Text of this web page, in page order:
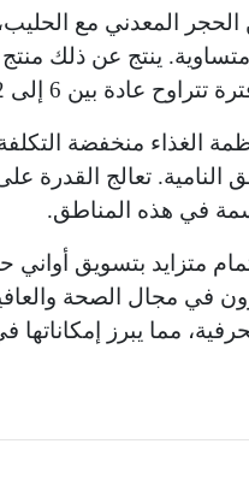
الحجر المعدني مع
ينتج عن ذلك
عادة بين 6 إلى 12 ساعة.
الغذاء منخفضة
النامية. تعالج القدرة
في هذه المناطق.
متزايد بتسويق
في مجال الصحة
مما يبرز